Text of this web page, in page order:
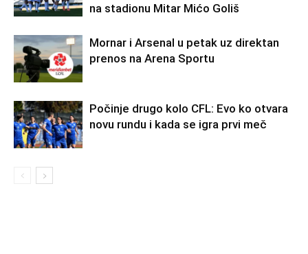
na stadionu Mitar Mićo Goliš
Mornar i Arsenal u petak uz direktan
prenos na Arena Sportu
Počinje drugo kolo CFL: Evo ko otvara
novu rundu i kada se igra prvi meč